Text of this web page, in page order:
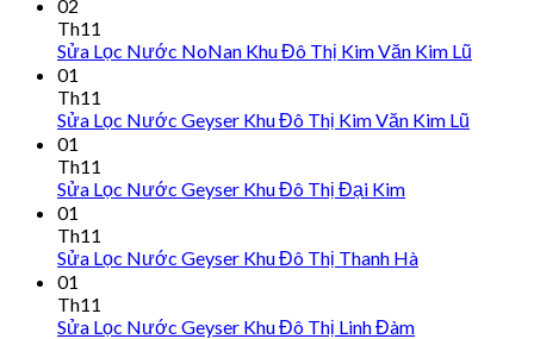
02
Th11
Sửa Lọc Nước NoNan Khu Đô Thị Kim Văn Kim Lũ
01
Th11
Sửa Lọc Nước Geyser Khu Đô Thị Kim Văn Kim Lũ
01
Th11
Sửa Lọc Nước Geyser Khu Đô Thị Đại Kim
01
Th11
Sửa Lọc Nước Geyser Khu Đô Thị Thanh Hà
01
Th11
Sửa Lọc Nước Geyser Khu Đô Thị Linh Đàm